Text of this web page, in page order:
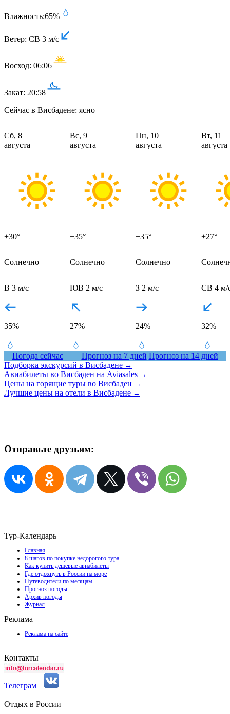
Влажность:65%
Ветер: СВ 3 м/с
Восход: 06:06
Закат: 20:58
Сейчас в Висбадене: ясно
Сб, 8
августа
+30°
Вс, 9
августа
+35°
Пн, 10
августа
+35°
Вт, 11
августа
+27°
Солнечно Солнечно Солнечно
В 3 м/с
35%
ЮВ 2 м/с
27%
З 2 м/с
24%
СВ 4 м/
32%
Погода сейчас Прогноз на 7 дней Прогноз на 14 дней
Подборка экскурсий в Висбадене →
Авиабилеты во Висбаден на Aviasales →
Цены на горящие туры во Висбаден →
Лучшие цены на отели в Висбадене →
Отправьте друзьям:
Тур-Календарь
Главная
8 шагов по покупке недорогого тура
Как купить дешевые авиабилеты
Где отдохнуть в России на море
Путеводители по месяцам
Прогноз погоды
Архив погоды
Журнал
Реклама
Реклама на сайте
Контакты
Телеграм
Отдых в России